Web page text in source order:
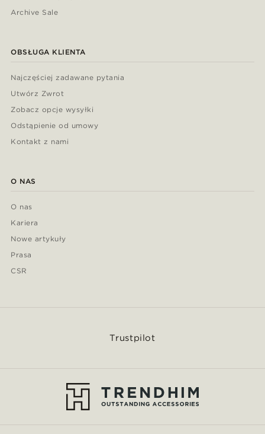
Archive Sale
OBSŁUGA KLIENTA
Najczęściej zadawane pytania
Utwórz Zwrot
Zobacz opcje wysyłki
Odstąpienie od umowy
Kontakt z nami
O NAS
O nas
Kariera
Nowe artykuły
Prasa
CSR
Trustpilot